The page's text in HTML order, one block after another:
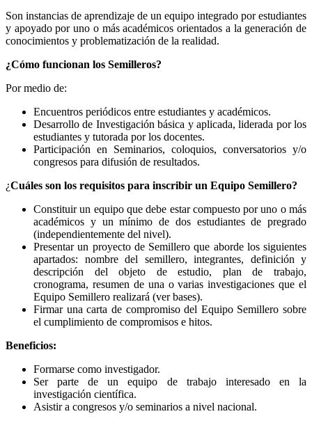
Son instancias de aprendizaje de un equipo integrado por estudiantes
y apoyado por uno o más académicos orientados a la generación de
conocimientos y problematización de la realidad.
¿Cómo funcionan los Semilleros?
Por medio de:
Encuentros periódicos entre estudiantes y académicos.
Desarrollo de Investigación básica y aplicada, liderada por los
estudiantes y tutorada por los docentes.
Participación en Seminarios, coloquios, conversatorios y/o
congresos para difusión de resultados.
¿Cuáles son los requisitos para inscribir un Equipo Semillero?
Constituir un equipo que debe estar compuesto por uno o más
académicos y un mínimo de dos estudiantes de pregrado
(independientemente del nivel).
Presentar un proyecto de Semillero que aborde los siguientes
apartados: nombre del semillero, integrantes, definición y
descripción del objeto de estudio, plan de trabajo,
cronograma, resumen de una o varias investigaciones que el
Equipo Semillero realizará (ver bases).
Firmar una carta de compromiso del Equipo Semillero sobre
el cumplimiento de compromisos e hitos.
Beneficios:
Formarse como investigador.
Ser parte de un equipo de trabajo interesado en la
investigación científica.
Asistir a congresos y/o seminarios a nivel nacional.